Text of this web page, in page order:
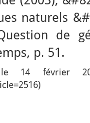
naturels
de
p. 51.
le 14 février